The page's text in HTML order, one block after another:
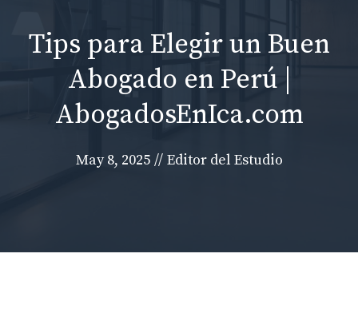
Tips para Elegir un Buen
Abogado en Perú |
AbogadosEnIca.com
May 8, 2025 // Editor del Estudio